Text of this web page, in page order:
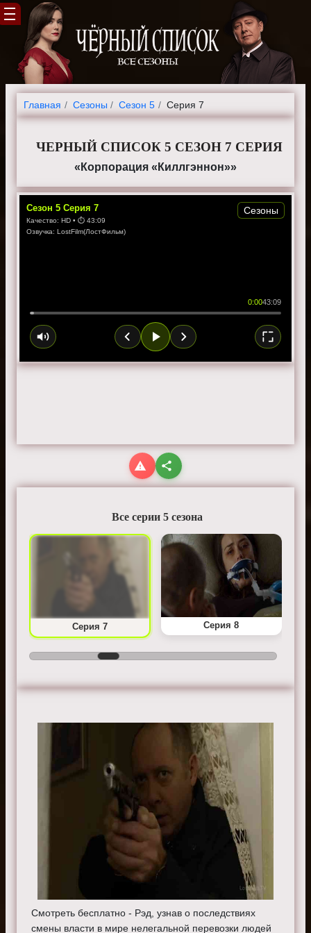
Главная Cезоны Сезон 5 Серия 7
ЧЕРНЫЙ СПИСОК 5 СЕЗОН 7 СЕРИЯ
«Корпорация «Киллгэннон»»
Сезон 5 Серия 7
Качество: HD • ⏱ 43:09
Озвучка: LostFilm(ЛостФильм)
0:0043:09
Сезоны
Все серии 5 сезона
Серия 7 Серия 8
Смотреть бесплатно - Рэд, узнав о последствиях
смены власти в мире нелегальной перевозки людей